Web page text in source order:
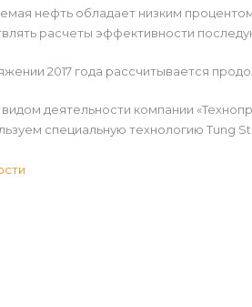
нефть обладает низким
расчеты эффективности
2017 года рассчитывается
деятельности компании
специальную технологию Tung